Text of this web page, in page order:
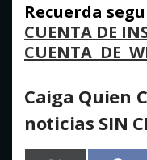
Recuerda
CUENTA DE
CUENTA DE
Caiga Quien
noticias SIN